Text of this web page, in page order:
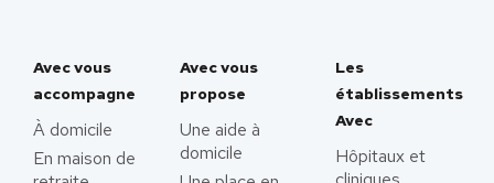
Avec vous
accompagne
À domicile
En maison de
Avec vous
propose
Une aide à
domicile
Les
établissements
Avec
Hôpitaux et